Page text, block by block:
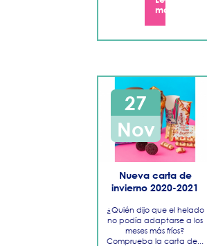
más
27
Nov
Nueva carta de
invierno 2020-2021
¿Quién dijo que el helado
no podía adaptarse a los
meses más fríos?
Comprueba la carta de...